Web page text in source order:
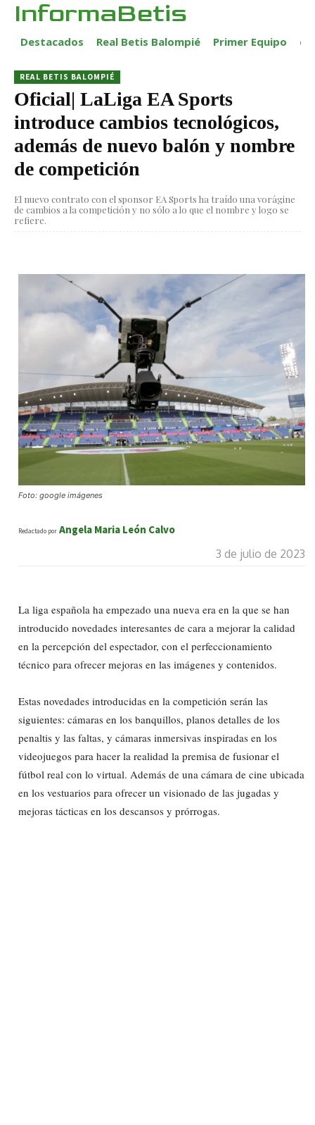
InformaBetis
Destacados Real Betis Balompié Primer Equipo
REAL BETIS BALOMPIÉ
Oficial| LaLiga EA Sports
introduce cambios tecnológicos,
además de nuevo balón y nombre
de competición
El nuevo contrato con el sponsor EA Sports ha traído una vorágine
de cambios a la competición y no sólo a lo que el nombre y logo se
refiere.
Foto: google imágenes
Redactado por Angela Maria León Calvo
3 de julio de 2023
La liga española ha empezado una nueva era en la que se han
introducido novedades interesantes de cara a mejorar la calidad
en la percepción del espectador, con el perfeccionamiento
técnico para ofrecer mejoras en las imágenes y contenidos.
Estas novedades introducidas en la competición serán las
siguientes: cámaras en los banquillos, planos detalles de los
penaltis y las faltas, y cámaras inmersivas inspiradas en los
videojuegos para hacer la realidad la premisa de fusionar el
fútbol real con lo virtual. Además de una cámara de cine ubicada
en los vestuarios para ofrecer un visionado de las jugadas y
mejoras tácticas en los descansos y prórrogas.